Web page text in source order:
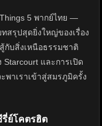
5 พากย์ไทย —
สรุปสุดยิ่งใหญ่ของเรื่อง
กับสิ่งเหนือธรรมชาติ
และการเปิด
าเราเข้าสู่สมรภูมิครั้ง
ย์โคตรฮิต